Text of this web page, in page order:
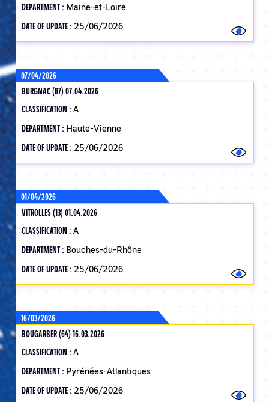
DEPARTMENT : Maine-et-Loire
DATE OF UPDATE : 25/06/2026
07/04/2026
BURGNAC (87) 07.04.2026
CLASSIFICATION : A
DEPARTMENT : Haute-Vienne
DATE OF UPDATE : 25/06/2026
01/04/2026
VITROLLES (13) 01.04.2026
CLASSIFICATION : A
DEPARTMENT : Bouches-du-Rhône
DATE OF UPDATE : 25/06/2026
16/03/2026
BOUGARBER (64) 16.03.2026
CLASSIFICATION : A
DEPARTMENT : Pyrénées-Atlantiques
DATE OF UPDATE : 25/06/2026